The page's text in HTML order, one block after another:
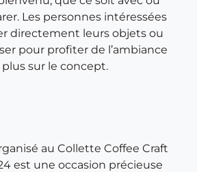
Les personnes intéressées
directement leurs objets ou
pour profiter de l’ambiance
sur le concept.
au Collette Coffee Craft
est une occasion précieuse